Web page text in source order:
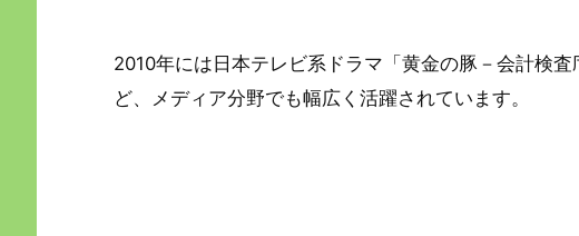
2010年には日本テレビ系ドラマ「黄金の豚－会計検
ど、メディア分野でも幅広く活躍されています。